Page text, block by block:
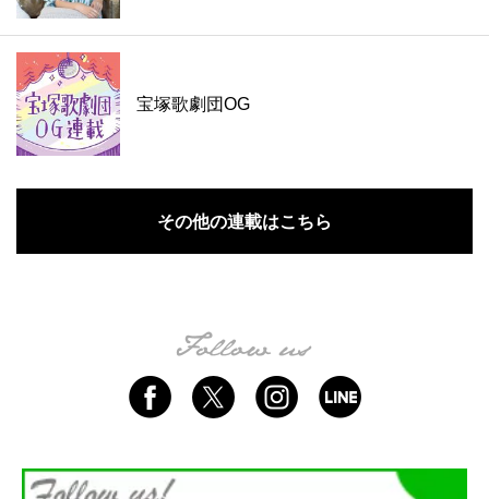
宝塚歌劇団OG
その他の連載はこちら